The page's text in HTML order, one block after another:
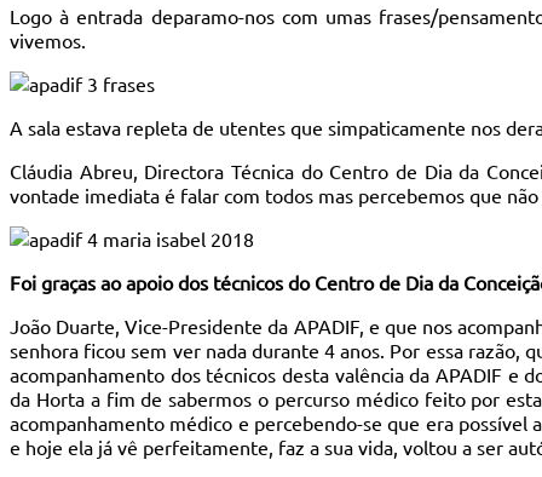
Logo à entrada deparamo-nos com umas frases/
vivemos.
A sala estava repleta de utentes que simpaticamente nos
Cláudia Abreu, Directora Técnica do Centro de Dia da
vontade imediata é falar com todos mas percebemos que
Foi graças ao apoio dos técnicos do Centro de Dia da
João Duarte, Vice-Presidente da APADIF, e que nos
senhora ficou sem ver nada durante 4 anos. Por essa razão,
acompanhamento dos técnicos desta valência da APADIF e
da Horta a fim de sabermos o percurso médico feito por
acompanhamento médico e percebendo-se que era possível
e hoje ela já vê perfeitamente, faz a sua vida, voltou a ser